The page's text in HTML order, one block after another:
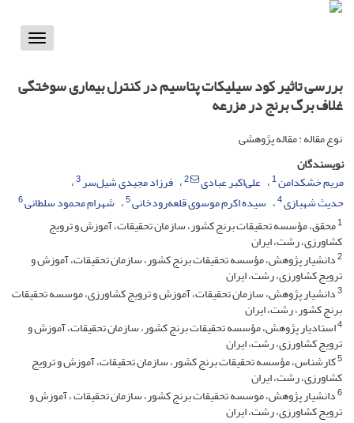
Toggle
بررسی تاثیر کود سیلیکات پتاسیم در کنترل بیماری سوختگی
غلاف برگ برنج در مزرعه
نوع مقاله : مقاله پژوهشی
نویسندگان
مریم خشکدامن1 علی‌اکبر عبادی 2 فرزاد مجیدی شیل‌سر3
حدیث شهبازی4 سیده اکرم موسوی قلعه‌رودخانی5 شهرام محمود سلطانی6
1محقق، مؤسسه تحقیقات برنج کشور، سازمان تحقیقات، آموزش و ترویج
کشاورزی، رشت، ایران
2دانشیار پژوهش، مؤسسه تحقیقات برنج کشور، سازمان تحقیقات، آموزش و
ترویج کشاورزی، رشت، ایران
3دانشیار پژوهش، سازمان تحقیقات، آموزش و ترویج کشاورزی، موسسه تحقیقات
برنج کشور، رشت، ایران
4استادیار پژوهش، مؤسسه تحقیقات برنج کشور، سازمان تحقیقات، آموزش و
ترویج کشاورزی، رشت، ایران
5کارشناس، مؤسسه تحقیقات برنج کشور، سازمان تحقیقات، آموزش و ترویج
کشاورزی، رشت، ایران
6دانشیار پژوهش، موسسه تحقیقات برنج کشور، سازمان تحقیقات ، آموزش و
ترویج کشاورزی، رشت، ایران